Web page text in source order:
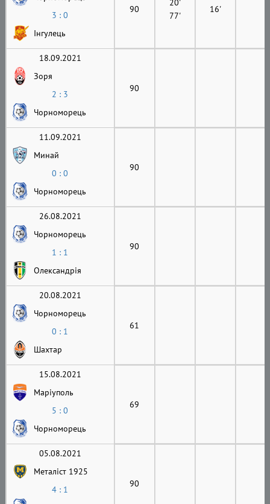
3 : 0
Інгулець
90
20'
77'
16'
18.09.2021
Зоря
2 : 3
Чорноморець
90
11.09.2021
Минай
0 : 0
Чорноморець
90
26.08.2021
Чорноморець
1 : 1
Олександрія
90
20.08.2021
Чорноморець
0 : 1
Шахтар
61
15.08.2021
Маріуполь
5 : 0
Чорноморець
69
05.08.2021
Металіст 1925
4 : 1
90